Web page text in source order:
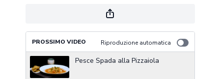
PROSSIMO VIDEO Riproduzione automatica
Pesce Spada alla Pizzaiola